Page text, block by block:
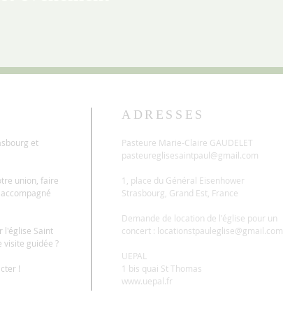
et
union, faire
l'église Saint
visite guidée ?
!
ADRESSES
Pasteure Marie-Claire GAUDELET
pasteureglisesaintpaul@gmail.com
1, place du Général Eisenhower
Strasbourg, Grand Est, France
Demande de location de l'église pour un
concert : locationstpauleglise@gmail.com
UEPAL
1 bis quai St Thomas
www.uepal.fr